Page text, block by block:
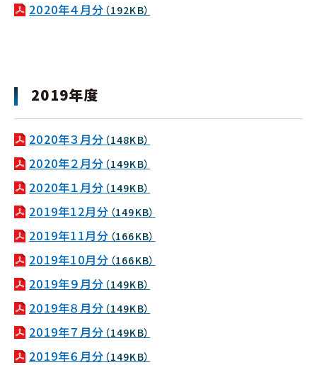
2020年４月分 （192KB）
2019年度
2020年３月分 （148KB）
2020年２月分 （149KB）
2020年１月分 （149KB）
2019年12月分 （149KB）
2019年11月分 （166KB）
2019年10月分 （166KB）
2019年９月分 （149KB）
2019年８月分 （149KB）
2019年７月分 （149KB）
2019年６月分 （149KB）